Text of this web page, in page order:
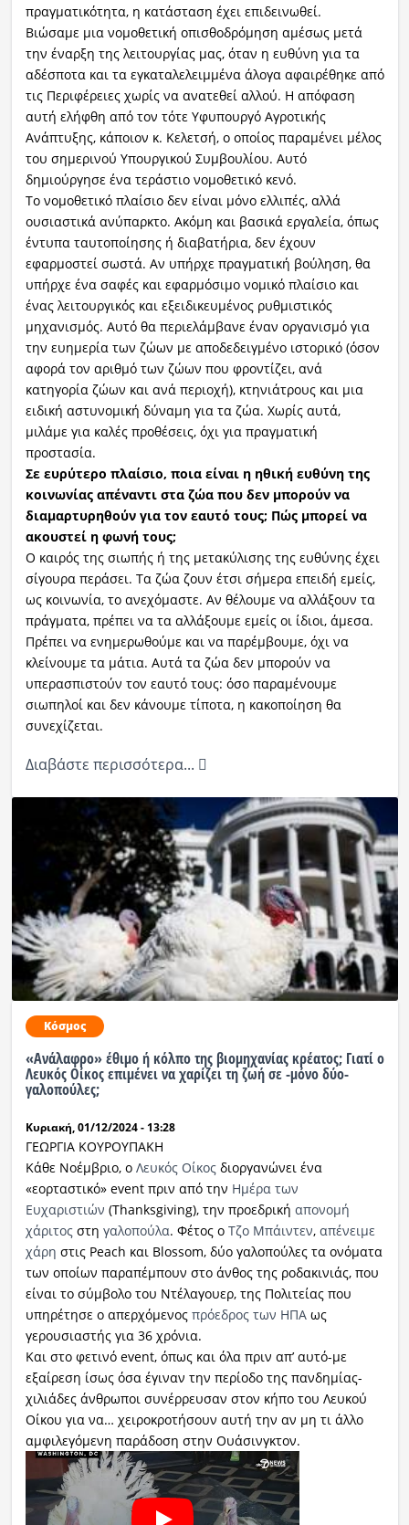
πραγματικότητα, η κατάσταση έχει επιδεινωθεί.
Βιώσαμε μια νομοθετική οπισθοδρόμηση αμέσως μετά
την έναρξη της λειτουργίας μας, όταν η ευθύνη για τα
αδέσποτα και τα εγκαταλελειμμένα άλογα αφαιρέθηκε από
τις Περιφέρειες χωρίς να ανατεθεί αλλού. Η απόφαση
αυτή ελήφθη από τον τότε Υφυπουργό Αγροτικής
Ανάπτυξης, κάποιον κ. Κελετσή, ο οποίος παραμένει μέλος
του σημερινού Υπουργικού Συμβουλίου. Αυτό
δημιούργησε ένα τεράστιο νομοθετικό κενό.
Το νομοθετικό πλαίσιο δεν είναι μόνο ελλιπές, αλλά
ουσιαστικά ανύπαρκτο. Ακόμη και βασικά εργαλεία, όπως
έντυπα ταυτοποίησης ή διαβατήρια, δεν έχουν
εφαρμοστεί σωστά. Αν υπήρχε πραγματική βούληση, θα
υπήρχε ένα σαφές και εφαρμόσιμο νομικό πλαίσιο και
ένας λειτουργικός και εξειδικευμένος ρυθμιστικός
μηχανισμός. Αυτό θα περιελάμβανε έναν οργανισμό για
την ευημερία των ζώων με αποδεδειγμένο ιστορικό (όσον
αφορά τον αριθμό των ζώων που φροντίζει, ανά
κατηγορία ζώων και ανά περιοχή), κτηνιάτρους και μια
ειδική αστυνομική δύναμη για τα ζώα. Χωρίς αυτά,
μιλάμε για καλές προθέσεις, όχι για πραγματική
προστασία.
Σε ευρύτερο πλαίσιο, ποια είναι η ηθική ευθύνη της
κοινωνίας απέναντι στα ζώα που δεν μπορούν να
διαμαρτυρηθούν για τον εαυτό τους; Πώς μπορεί να
ακουστεί η φωνή τους;
Ο καιρός της σιωπής ή της μετακύλισης της ευθύνης έχει
σίγουρα περάσει. Τα ζώα ζουν έτσι σήμερα επειδή εμείς,
ως κοινωνία, το ανεχόμαστε. Αν θέλουμε να αλλάξουν τα
πράγματα, πρέπει να τα αλλάξουμε εμείς οι ίδιοι, άμεσα.
Πρέπει να ενημερωθούμε και να παρέμβουμε, όχι να
κλείνουμε τα μάτια. Αυτά τα ζώα δεν μπορούν να
υπερασπιστούν τον εαυτό τους: όσο παραμένουμε
σιωπηλοί και δεν κάνουμε τίποτα, η κακοποίηση θα
συνεχίζεται.
Διαβάστε περισσότερα...
Κόσμος
«Ανάλαφρο» έθιμο ή κόλπο της βιομηχανίας κρέατος; Γιατί ο
Λευκός Οίκος επιμένει να χαρίζει τη ζωή σε -μόνο δύο-
γαλοπούλες;
Κυριακή, 01/12/2024 - 13:28
ΓΕΩΡΓΙΑ ΚΟΥΡΟΥΠΑΚΗ
Κάθε Νοέμβριο, ο Λευκός Οίκοςδιοργανώνει ένα
«εορταστικό» event πριν από την Ημέρα των
Ευχαριστιών (Thanksgiving), την προεδρική απονομή
χάριτοςστη γαλοπούλα. Φέτος ο Τζο Μπάιντεν, απένειμε
χάρη στις Peach και Blossom, δύο γαλοπούλες τα ονόματα
των οποίων παραπέμπουν στο άνθος της ροδακινιάς, που
είναι το σύμβολο του Ντέλαγουερ, της Πολιτείας που
υπηρέτησε ο απερχόμενος πρόεδρος των ΗΠΑως
γερουσιαστής για 36 χρόνια.
Και στο φετινό event, όπως και όλα πριν απ’ αυτό-με
εξαίρεση ίσως όσα έγιναν την περίοδο της πανδημίας-
χιλιάδες άνθρωποι συνέρρευσαν στον κήπο του Λευκού
Οίκου για να… χειροκροτήσουν αυτή την αν μη τι άλλο
αμφιλεγόμενη παράδοση στην Ουάσινγκτον.